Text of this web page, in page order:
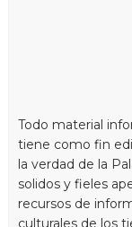
Todo material
tiene como fin
la verdad de la
solidos y fieles
recursos de
culturales de los